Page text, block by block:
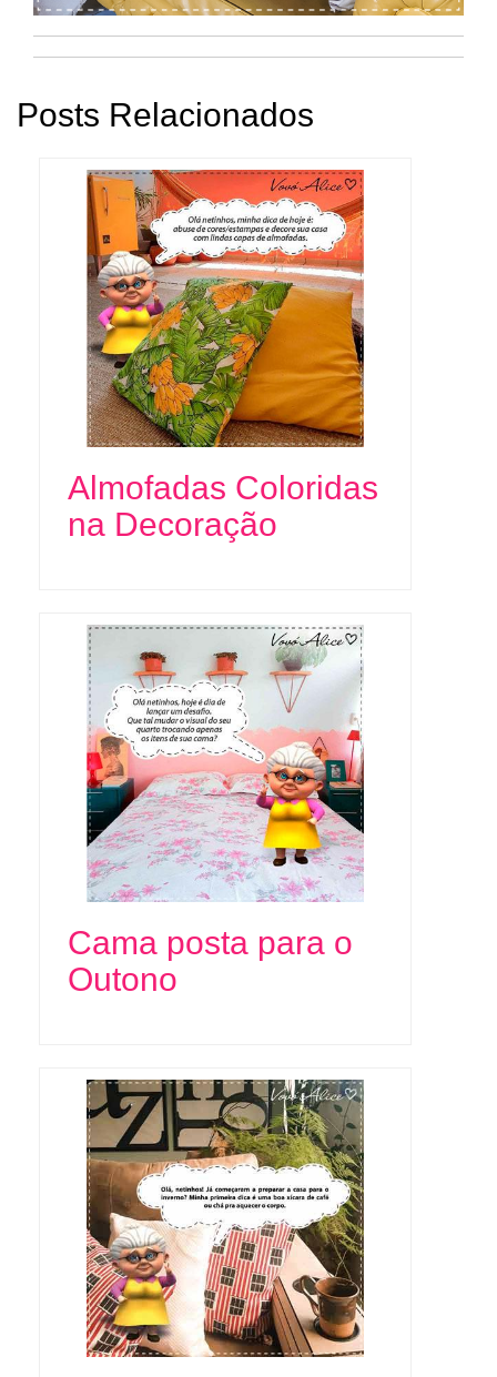
Posts Relacionados
Almofadas Coloridas
na Decoração
Cama posta para o
Outono